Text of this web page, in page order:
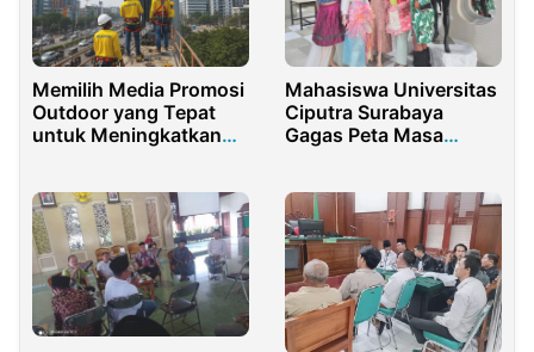
Memilih Media Promosi
Outdoor yang Tepat
untuk Meningkatkan
Mahasiswa Universitas
Ciputra Surabaya
Gagas Peta Masa